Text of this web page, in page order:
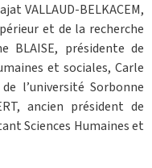
VALLAUD-BELKACEM,
et de la recherche
BLAISE, présidente de
et sociales, Carle
de l’université Sorbonne
ancien président de
Sciences Humaines et